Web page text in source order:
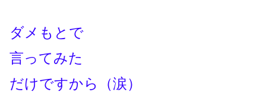
ダメもとで
言ってみた
だけですから（涙）